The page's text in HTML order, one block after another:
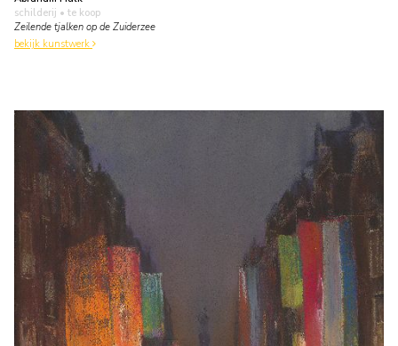
schilderij • te koop
Zeilende tjalken op de Zuiderzee
bekijk kunstwerk